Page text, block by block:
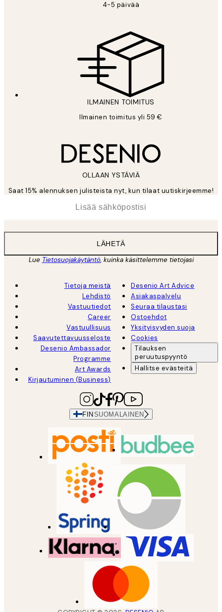
4-5 päivää
ILMAINEN TOIMITUS
Ilmainen toimitus yli 59 €
OLLAAN YSTÄVIÄ
Saat 15% alennuksen julisteista nyt, kun tilaat uutiskirjeemme!
LÄHETÄ
Lue Tietosuojakäytäntö, kuinka käsittelemme tietojasi
Tietoja meistä
Lehdistö
Vastuutiedot
Career
Vastuullisuus
Saavutettavuusseloste
Desenio Ambassador
Programme
Art Awards
Kirjautuminen (Business)
Desenio Art Advice
Asiakaspalvelu
Seuraa tilaustasi
Ostoehdot
Yksityisyyden suoja
Cookies
Tilauksen
peruutuspyyntö
Hallitse evästeitä
FINSUOMALAINEN